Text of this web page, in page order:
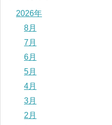
2026年
8月
7月
6月
5月
4月
3月
2月